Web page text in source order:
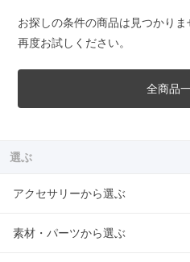
お探しの条件の商品は見つかり
再度お試しください。
全商品
選ぶ
アクセサリーから選ぶ
素材・パーツから選ぶ